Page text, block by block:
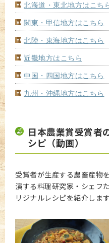
北海道・東北地方はこち
関東・甲信地方はこちら
北陸・東海地方はこちら
近畿地方はこちら
中国・四国地方はこちら
九州・沖縄地方はこちら
日本農業賞受賞者
シピ（動画）
受賞者が生産する農畜産物
演する料理研究家・シェフ
リジナルレシピを紹介します